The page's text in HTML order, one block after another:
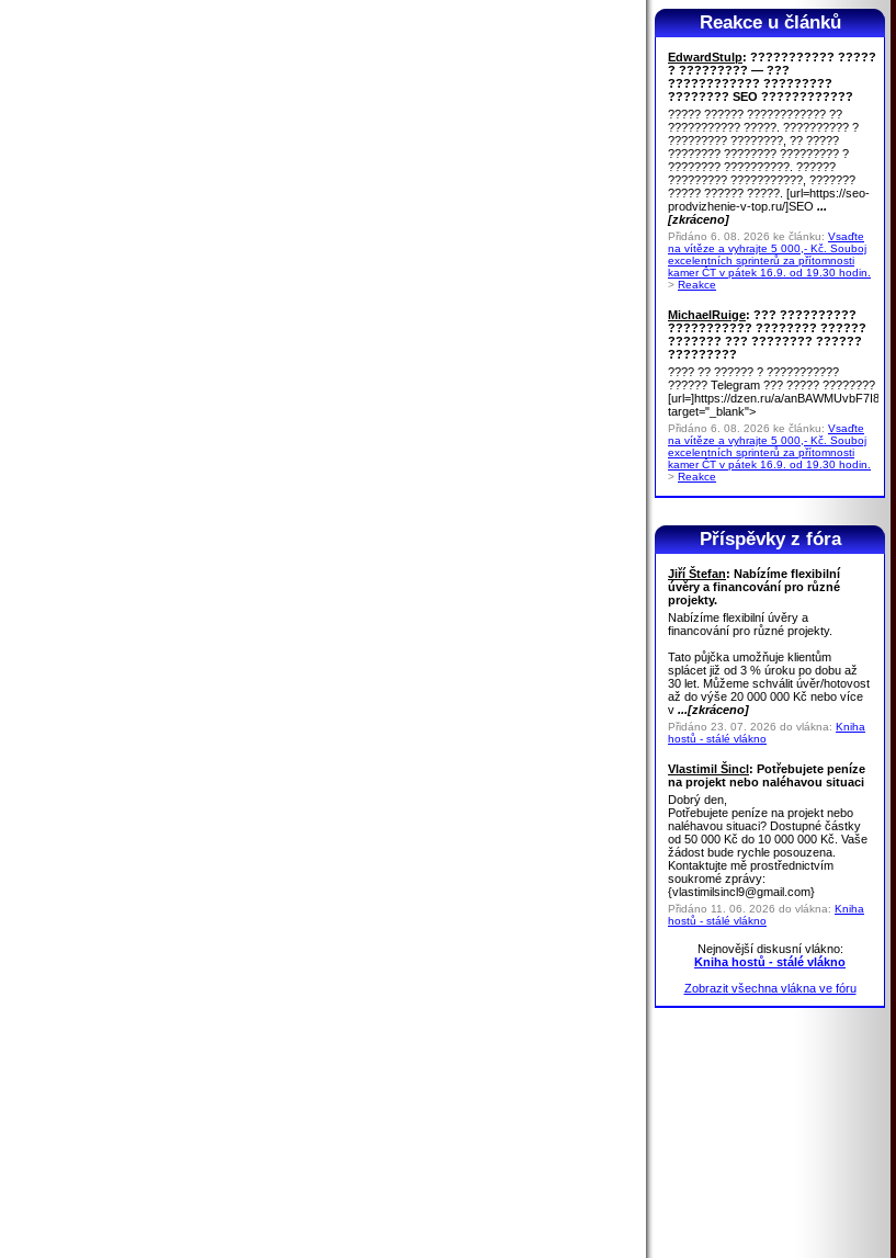
Reakce u článků
EdwardStulp: ??????????? ?????
? ????????? — ???
???????????? ?????????
???????? SEO ????????????
????? ?????? ???????????? ??
??????????? ?????. ?????????? ?
????????? ????????, ?? ?????
???????? ???????? ????????? ?
???????? ??????????. ??????
????????? ???????????, ???????
????? ?????? ?????. [url=https://seo-
prodvizhenie-v-top.ru/]SEO ...
[zkráceno]
Přidáno 6. 08. 2026 ke článku: Vsaďte
na vítěze a vyhrajte 5 000,- Kč. Souboj
excelentních sprinterů za přítomnosti
kamer ČT v pátek 16.9. od 19.30 hodin.
> Reakce
MichaelRuige: ??? ??????????
??????????? ???????? ??????
??????? ??? ???????? ??????
?????????
???? ?? ?????? ? ???????????
?????? Telegram ??? ????? ????????
[url=]https://dzen.ru/a/
target="_blank">
Přidáno 6. 08. 2026 ke článku: Vsaďte
na vítěze a vyhrajte 5 000,- Kč. Souboj
excelentních sprinterů za přítomnosti
kamer ČT v pátek 16.9. od 19.30 hodin.
> Reakce
Příspěvky z fóra
Jiří Štefan: Nabízíme flexibilní
úvěry a financování pro různé
projekty.
Nabízíme flexibilní úvěry a
financování pro různé projekty.
Tato půjčka umožňuje klientům
splácet již od 3 % úroku po dobu až
30 let. Můžeme schválit úvěr/hotovost
až do výše 20 000 000 Kč nebo více
v ...[zkráceno]
Přidáno 23. 07. 2026 do vlákna: Kniha
hostů - stálé vlákno
Vlastimil Šincl: Potřebujete peníze
na projekt nebo naléhavou situaci
Dobrý den,
Potřebujete peníze na projekt nebo
naléhavou situaci? Dostupné částky
od 50 000 Kč do 10 000 000 Kč. Vaše
žádost bude rychle posouzena.
Kontaktujte mě prostřednictvím
soukromé zprávy:
{vlastimilsincl9@gmail.com}
Přidáno 11. 06. 2026 do vlákna: Kniha
hostů - stálé vlákno
Nejnovější diskusní vlákno:
Kniha hostů - stálé vlákno
Zobrazit všechna vlákna ve fóru